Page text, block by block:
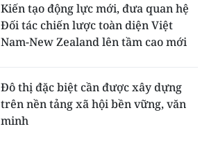
Kiến tạo động lực mới, đưa quan hệ
Đối tác chiến lược toàn diện Việt
Nam-New Zealand lên tầm cao mới
Đô thị đặc biệt cần được xây dựng
trên nền tảng xã hội bền vững, văn
minh